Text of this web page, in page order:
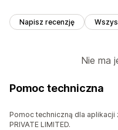
Napisz recenzję
Nie ma
Pomoc techniczna
Pomoc techniczną dla aplikacji
PRIVATE LIMITED.